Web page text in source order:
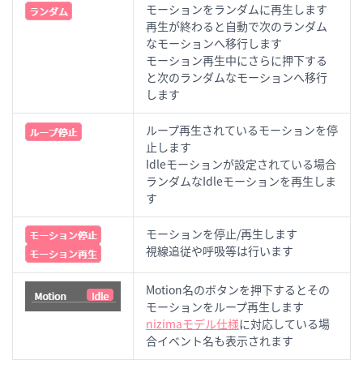
モーションをランダムに再生します
再生が終わると自動で次のランダム
なモーションへ移行します
モーション再生中にさらに押下する
と次のランダムなモーションへ移行
します
ループ再生されているモーションを停
止します
Idleモーションが設定されている場合
ランダムなIdleモーションを再生しま
す
モーションを停止/再生します
視線追従や呼吸等は行います
Motion名のボタンを押下するとその
モーションをループ再生します
nizimaモデル仕様に対応している場
合イベント名も表示されます